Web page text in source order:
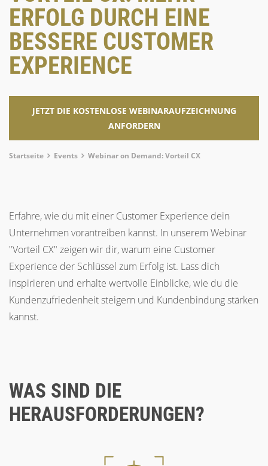
ERFOLG DURCH EINE
BESSERE CUSTOMER
EXPERIENCE
JETZT DIE KOSTENLOSE WEBINARAUFZEICHNUNG
ANFORDERN
Breadcrumb
Startseite Events Webinar on Demand: Vorteil CX
Erfahre, wie du mit einer Customer Experience dein
Unternehmen vorantreiben kannst. In unserem Webinar
"Vorteil CX" zeigen wir dir, warum eine Customer
Experience der Schlüssel zum Erfolg ist. Lass dich
inspirieren und erhalte wertvolle Einblicke, wie du die
Kundenzufriedenheit steigern und Kundenbindung stärken
kannst.
WAS SIND DIE
HERAUSFORDERUNGEN?